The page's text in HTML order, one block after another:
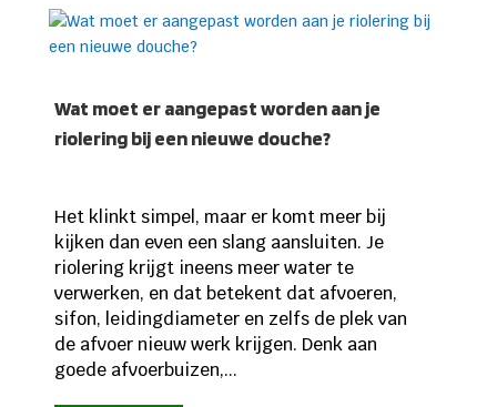
Wat moet er aangepast worden aan je
riolering bij een nieuwe douche?
Het klinkt simpel, maar er komt meer bij
kijken dan even een slang aansluiten. Je
riolering krijgt ineens meer water te
verwerken, en dat betekent dat afvoeren,
sifon, leidingdiameter en zelfs de plek van
de afvoer nieuw werk krijgen. Denk aan
goede afvoerbuizen,...